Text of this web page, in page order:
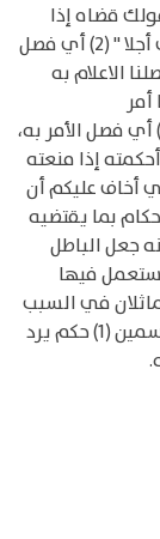
قضاه إذا
أتمه وقطع عمله ومنه قوله تعالى " ثم قضى أجلا " (2) أي فصل
بني إسرائيل " (3) أي فصلنا الاعلام به
موته " فقضاهن سبع سماوات في يومين " (5) أي فصل الأمر به،
إذا منعته
أخاف عليكم أن
بما يقتضيه
جعل الباطل
فيها
في السبب
أو العلة أو نحو ذلك وأحكام الاشياء تنقسم قسمين (1) حكم يرد